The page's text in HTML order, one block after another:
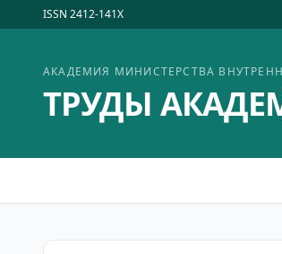
ISSN 2412-141X
АКАДЕМИЯ МИНИСТЕРСТВА
ТРУДЫ